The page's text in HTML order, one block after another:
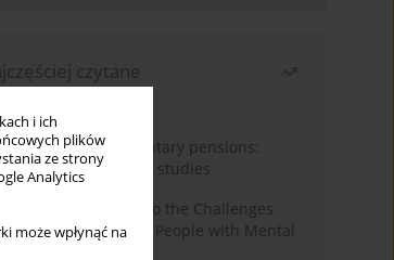
i ich
plików
ze strony
Analytics
może wpłynąć na
czytane
enrolment in voluntary pensions:
OECD case studies
Insights into the Challenges
Needs of Homeless People with Mental